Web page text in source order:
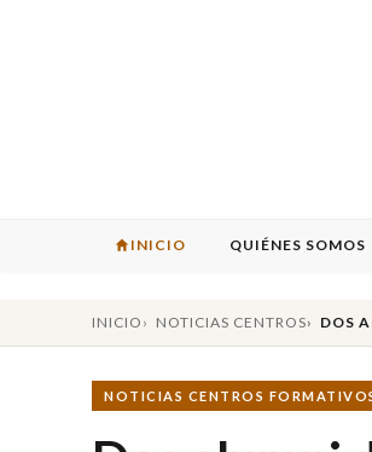
INICIO QUIÉNES SOMOS
INICIO NOTICIAS CENTROS DOS
NOTICIAS CENTROS